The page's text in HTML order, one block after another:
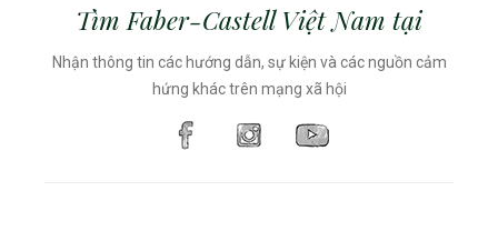
Tìm Faber-Castell Việt Nam tại
Nhận thông tin các hướng dẫn, sự kiện và các nguồn cảm
hứng khác trên mạng xã hội